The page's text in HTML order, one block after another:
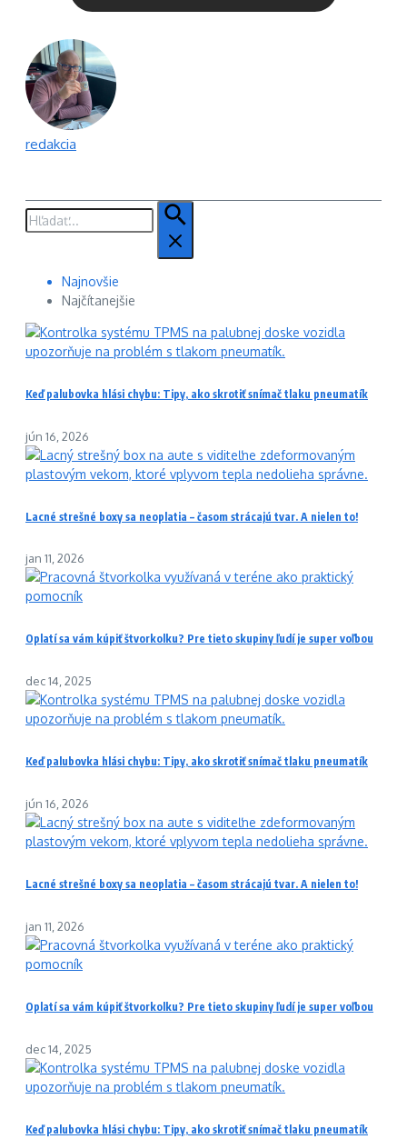
redakcia
Hľadať:
Najnovšie
Najčítanejšie
Keď palubovka hlási chybu: Tipy, ako skrotiť snímač tlaku pneumatík
jún 16, 2026
Lacné strešné boxy sa neoplatia – časom strácajú tvar. A nielen to!
jan 11, 2026
Oplatí sa vám kúpiť štvorkolku? Pre tieto skupiny ľudí je super voľbou
dec 14, 2025
Keď palubovka hlási chybu: Tipy, ako skrotiť snímač tlaku pneumatík
jún 16, 2026
Lacné strešné boxy sa neoplatia – časom strácajú tvar. A nielen to!
jan 11, 2026
Oplatí sa vám kúpiť štvorkolku? Pre tieto skupiny ľudí je super voľbou
dec 14, 2025
Keď palubovka hlási chybu: Tipy, ako skrotiť snímač tlaku pneumatík